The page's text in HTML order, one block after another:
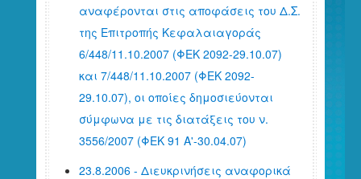
αναφέρονται στις αποφάσεις του Δ.Σ.
της Επιτροπής Κεφαλαιαγοράς
6/448/11.10.2007 (ΦΕΚ 2092-29.10.07)
και 7/448/11.10.2007 (ΦΕΚ 2092-
29.10.07), οι οποίες δημοσιεύονται
σύμφωνα με τις διατάξεις του ν.
3556/2007 (ΦΕΚ 91 Α'-30.04.07)
23.8.2006 - Διευκρινήσεις αναφορικά